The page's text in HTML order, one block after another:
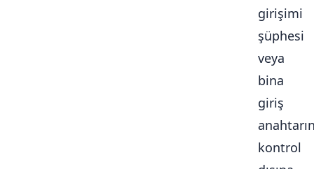
girişimi
şüphesi
veya
bina
giriş
kontrol